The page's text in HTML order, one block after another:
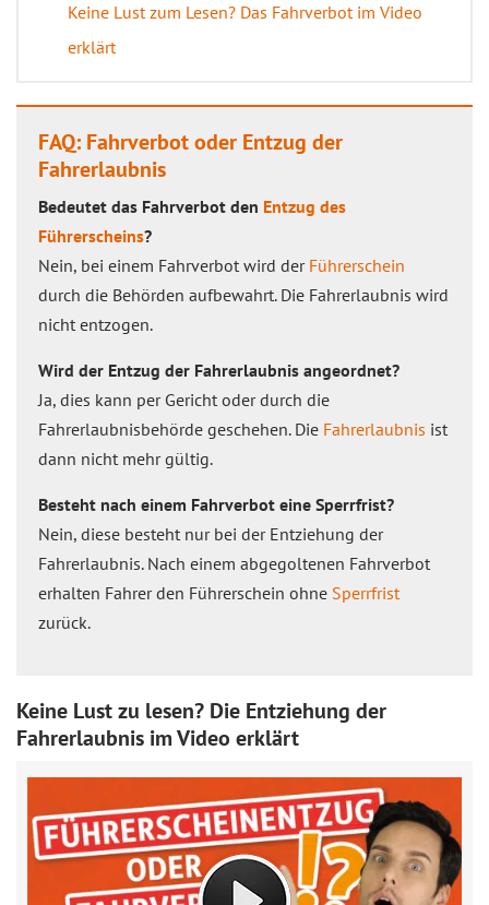
Keine Lust zum Lesen? Das Fahrverbot im Video
erklärt
FAQ: Fahrverbot oder Entzug der
Fahrerlaubnis
Bedeutet das Fahrverbot den Entzug des
Führerscheins?
Nein, bei einem Fahrverbot wird der Führerschein
durch die Behörden aufbewahrt. Die Fahrerlaubnis wird
nicht entzogen.
Wird der Entzug der Fahrerlaubnis angeordnet?
Ja, dies kann per Gericht oder durch die
Fahrerlaubnisbehörde geschehen. Die Fahrerlaubnis ist
dann nicht mehr gültig.
Besteht nach einem Fahrverbot eine Sperrfrist?
Nein, diese besteht nur bei der Entziehung der
Fahrerlaubnis. Nach einem abgegoltenen Fahrverbot
erhalten Fahrer den Führerschein ohne Sperrfrist
zurück.
Keine Lust zu lesen? Die Entziehung der
Fahrerlaubnis im Video erklärt